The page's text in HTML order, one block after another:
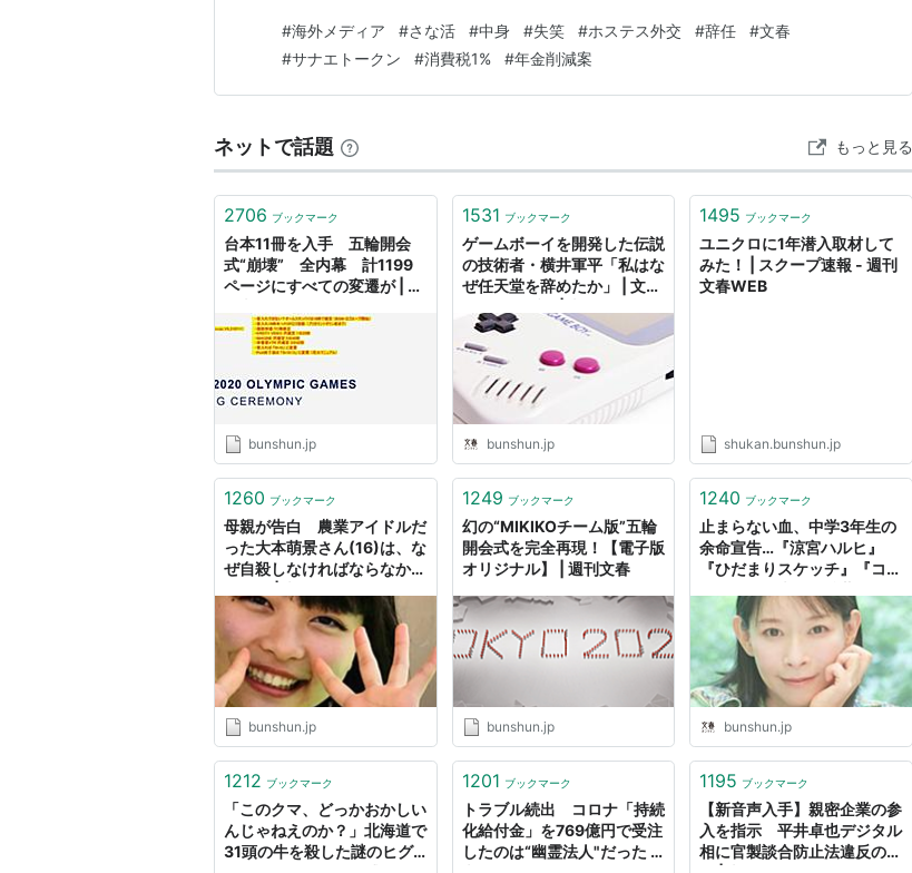
ムズ問題では 自衛隊派兵寸前までいき ナフサ不足問題は 価格爆上げ 急激な円安・長
期国債安で…
#海外メディア #さな活 #中身 #失笑 #ホステス外交 #辞任 #文春
#サナエトークン #消費税1% #年金削減案
ネットで話題 もっと見る
2706 ブックマーク
台本11冊を入手 五輪開会
式“崩壊” 全内幕 計1199
ページにすべての変遷が | 週
bunshun.jp
1531 ブックマーク
ゲームボーイを開発した伝説
の技術者・横井軍平「私はな
ぜ任天堂を辞めたか」 | 文春
ン
bunshun.jp
1495 ブックマーク
ユニクロに1年潜入取材して
みた！ | スクープ速報 - 週刊
文春WEB
shukan.bunshun.jp
1260 ブックマーク
母親が告白 農業アイドルだ
った大本萌景さん(16)は、な
ぜ自殺しなければならなかっ
bunshun.jp
1249 ブックマーク
幻の“MIKIKOチーム版”五輪
開会式を完全再現！【電子版
オリジナル】 | 週刊文春
bunshun.jp
1240 ブックマーク
止まらない血、中学3年生の
余命宣告…『涼宮ハルヒ』
『ひだまりスケッチ』『コー
と“人気絶頂で姿を消した背
景” | 文春オンライン
bunshun.jp
1212 ブックマーク
「このクマ、どっかおかしい
んじゃねえのか？」北海道で
31頭の牛を殺した謎のヒグ
1201 ブックマーク
トラブル続出 コロナ「持続
化給付金」を769億円で受注
したのは“幽霊法人"だった |
1195 ブックマーク
【新音声入手】親密企業の参
入を指示 平井卓也デジタル
相に官製談合防止法違反の疑